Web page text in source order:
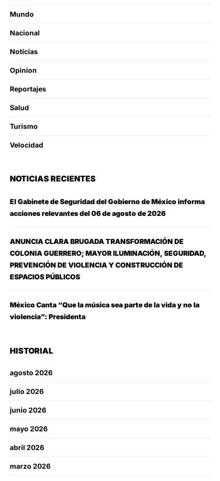
Mundo
Nacional
Noticias
Opinion
Reportajes
Salud
Turismo
Velocidad
NOTICIAS RECIENTES
El Gabinete de Seguridad del Gobierno de México informa
acciones relevantes del 06 de agosto de 2026
ANUNCIA CLARA BRUGADA TRANSFORMACIÓN DE
COLONIA GUERRERO; MAYOR ILUMINACIÓN, SEGURIDAD,
PREVENCIÓN DE VIOLENCIA Y CONSTRUCCIÓN DE
ESPACIOS PÚBLICOS
México Canta “Que la música sea parte de la vida y no la
violencia”: Presidenta
HISTORIAL
agosto 2026
julio 2026
junio 2026
mayo 2026
abril 2026
marzo 2026